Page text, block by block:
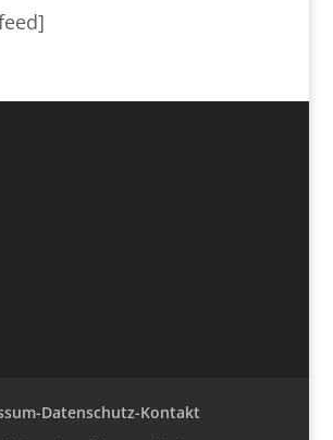
Datenschutz-Kontakt